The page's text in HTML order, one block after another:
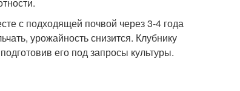
с подходящей почвой через 3-4 года
урожайность снизится. Клубнику
его под запросы культуры.